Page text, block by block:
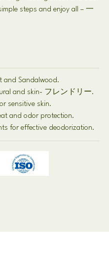
steps and enjoy all – 一
and Sandalwood.
and skin- フレンドリー.
sensitive skin.
and odor protection.
for effective deodorization.